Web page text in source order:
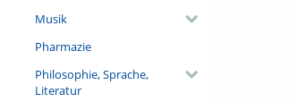
Musik
Pharmazie
Philosophie, Sprache,
Literatur